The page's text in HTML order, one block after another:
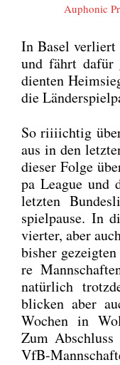
Aupho­nic
In Basel
und fährt dafür
dien­ten
die
So riii­ich­tig
aus in den
die­ser Fol­ge
pa League und
letz­ten
spiel­pau­se. In
vier­ter, aber
bis­her
re
natür­lich
bli­cken aber
Wochen in
Zum
VfB-